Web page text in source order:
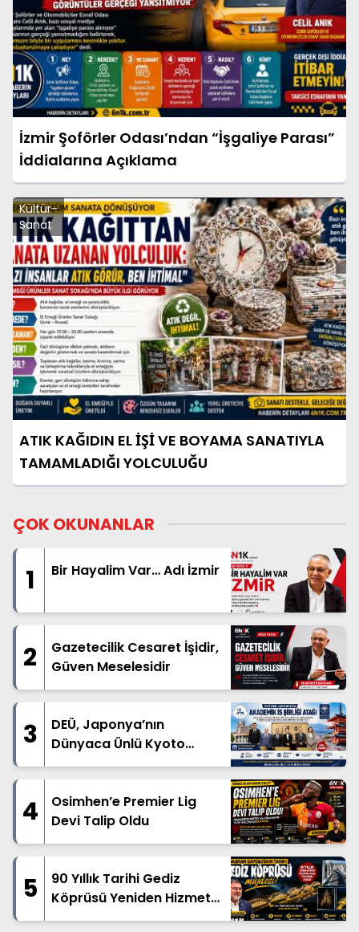
İzmir Şoförler Odası’ndan “İşgaliye Parası”
İddialarına Açıklama
Kültür-
Sanat
ATIK KAĞIDIN EL İŞİ VE BOYAMA SANATIYLA
TAMAMLADIĞI YOLCULUĞU
ÇOK OKUNANLAR
1 Bir Hayalim Var… Adı İzmir
2
Gazetecilik Cesaret İşidir,
Güven Meselesidir
3
DEÜ, Japonya’nın
Dünyaca Ünlü Kyoto
Üniversitesi ile İş Birliği İçin
4
Osimhen’e Premier Lig
Devi Talip Oldu
5
90 Yıllık Tarihi Gediz
Köprüsü Yeniden Hizmete
Açıldı